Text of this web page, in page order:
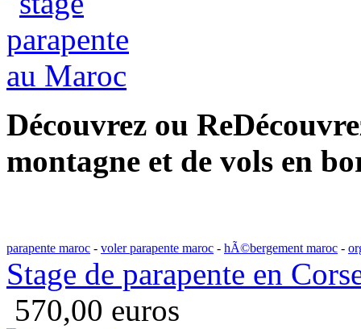
Découvrez ou
montagne et de vols en
parapente maroc - voler parapente maroc - hÃ©bergement maroc -
Stage de parapente en
570,00 euros